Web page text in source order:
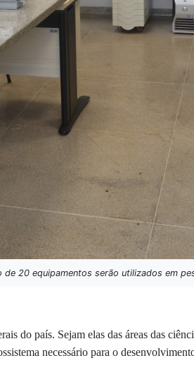
20 equipamentos serão utilizados em
do país. Sejam elas das áreas das
necessário para o